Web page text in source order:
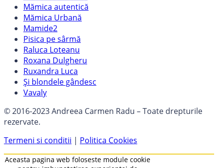
Mămica autentică
Mămica Urbană
Mamide2
Pisica pe sârmă
Raluca Loteanu
Roxana Dulgheru
Ruxandra Luca
Și blondele gândesc
Vavaly
© 2016-2023 Andreea Carmen Radu – Toate drepturile
rezervate.
Termeni si conditii | Politica Cookies
Aceasta pagina web foloseste module cookie